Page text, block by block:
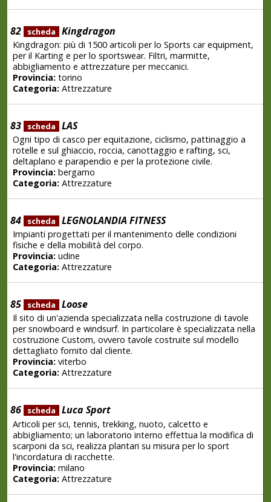
82 scheda Kingdragon
Kingdragon: più di 1500 articoli per lo Sports car equipment,
per il Karting e per lo sportswear. Filtri, marmitte,
abbigliamento e attrezzature per meccanici.
Provincia:torino
Categoria:Attrezzature
83 scheda LAS
Ogni tipo di casco per equitazione, ciclismo, pattinaggio a
rotelle e sul ghiaccio, roccia, canottaggio e rafting, sci,
deltaplano e parapendio e per la protezione civile.
Provincia:bergamo
Categoria:Attrezzature
84 scheda LEGNOLANDIA FITNESS
Impianti progettati per il mantenimento delle condizioni
fisiche e della mobilità del corpo.
Provincia:udine
Categoria:Attrezzature
85 scheda Loose
Il sito di un'azienda specializzata nella costruzione di tavole
per snowboard e windsurf. In particolare è specializzata nella
costruzione Custom, ovvero tavole costruite sul modello
dettagliato fornito dal cliente.
Provincia:viterbo
Categoria:Attrezzature
86 scheda Luca Sport
Articoli per sci, tennis, trekking, nuoto, calcetto e
abbigliamento; un laboratorio interno effettua la modifica di
scarponi da sci, realizza plantari su misura per lo sport
l'incordatura di racchette.
Provincia:milano
Categoria:Attrezzature